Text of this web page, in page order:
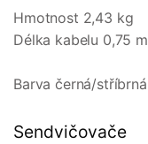
Hmotnost 2,43 kg
Délka kabelu 0,75 m
Barva černá/stříbrná
Sendvičovače